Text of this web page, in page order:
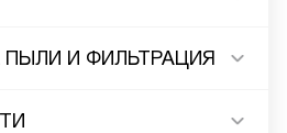
И ФИЛЬТРАЦИЯ